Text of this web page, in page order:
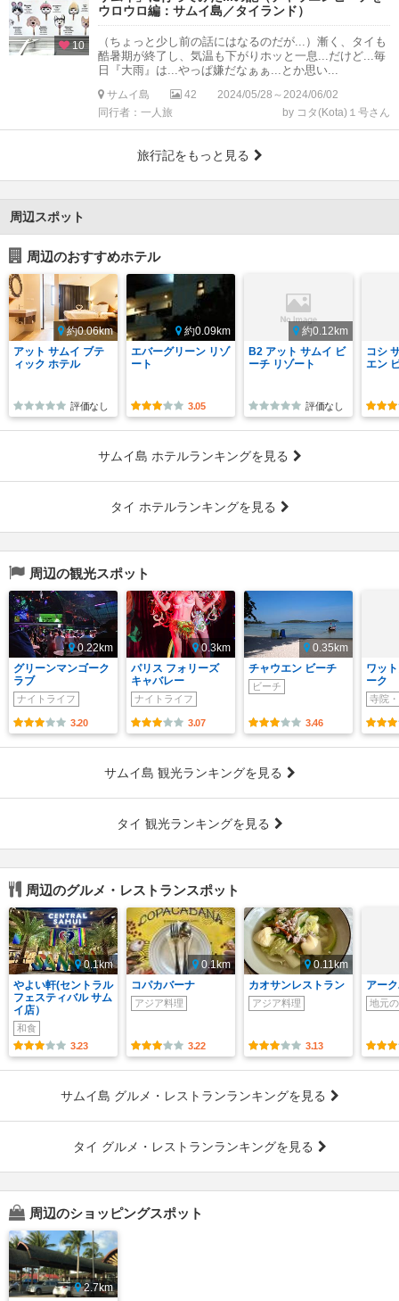
10
ウロウロ編：サムイ島／タイランド）
（ちょっと少し前の話にはなるのだが...）漸く、タイも
酷暑期が終了し、気温も下がりホッと一息...だけど...毎
日『大雨』は...やっぱ嫌だなぁぁ...とか思い...
サムイ島 42
2024/05/28～2024/06/02
同行者：一人旅
by コタ(Kota)１号さん
旅行記をもっと見る
周辺スポット
周辺のおすすめホテル
約0.06km
アット サムイ ブテ
ィック ホテル
評価なし
約0.09km
エバーグリーン リゾ
ート
3.05
約0.12km
B2 アット サムイ ビ
ーチ リゾート
評価なし
コシ
エン
サムイ島 ホテルランキングを見る
タイ ホテルランキングを見る
周辺の観光スポット
0.22km
グリーンマンゴーク
ラブ
ナイトライフ
3.20
0.3km
パリス フォリーズ
キャバレー
ナイトライフ
3.07
0.35km
チャウエン ビーチ
ビーチ
3.46
ワッ
ーク
寺院
サムイ島 観光ランキングを見る
タイ 観光ランキングを見る
周辺のグルメ・レストランスポット
0.1km
やよい軒(セントラル
フェスティバル サム
イ店）
和食
3.23
0.1km
コパカバーナ
アジア料理
3.22
0.11km
カオサンレストラン
アジア料理
3.13
アー
地元
サムイ島 グルメ・レストランランキングを見る
タイ グルメ・レストランランキングを見る
周辺のショッピングスポット
2.7km